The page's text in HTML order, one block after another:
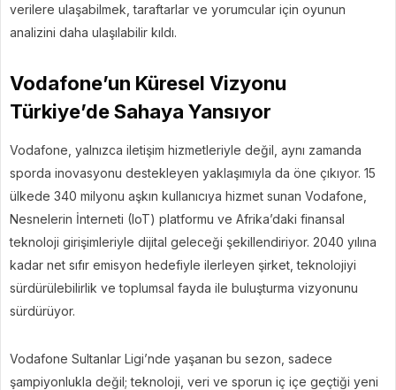
verilere ulaşabilmek, taraftarlar ve yorumcular için oyunun
analizini daha ulaşılabilir kıldı.
Vodafone’un Küresel Vizyonu
Türkiye’de Sahaya Yansıyor
Vodafone, yalnızca iletişim hizmetleriyle değil, aynı zamanda
sporda inovasyonu destekleyen yaklaşımıyla da öne çıkıyor. 15
ülkede 340 milyonu aşkın kullanıcıya hizmet sunan Vodafone,
Nesnelerin İnterneti (IoT) platformu ve Afrika’daki finansal
teknoloji girişimleriyle dijital geleceği şekillendiriyor. 2040 yılına
kadar net sıfır emisyon hedefiyle ilerleyen şirket, teknolojiyi
sürdürülebilirlik ve toplumsal fayda ile buluşturma vizyonunu
sürdürüyor.
Vodafone Sultanlar Ligi’nde yaşanan bu sezon, sadece
şampiyonlukla değil; teknoloji, veri ve sporun iç içe geçtiği yeni